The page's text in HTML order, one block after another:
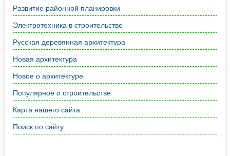
Развитие районной планировки
Электротехника в строительстве
Русская деревянная архитектура
Новая архитектура
Новое о архитектуре
Популярное о строительстве
Карта нашего сайта
Поиск по сайту